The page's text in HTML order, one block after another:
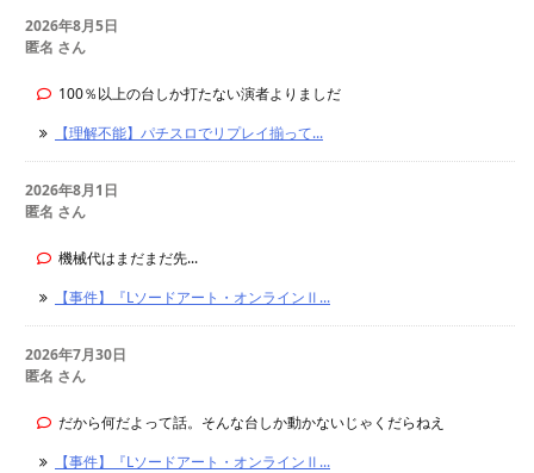
2026年8月5日
匿名 さん
100％以上の台しか打たない演者よりましだ
【理解不能】パチスロでリプレイ揃って...
2026年8月1日
匿名 さん
機械代はまだまだ先...
【事件】『Lソードアート・オンラインⅡ...
2026年7月30日
匿名 さん
だから何だよって話。そんな台しか動かないじゃくだらねえ
【事件】『Lソードアート・オンラインⅡ...